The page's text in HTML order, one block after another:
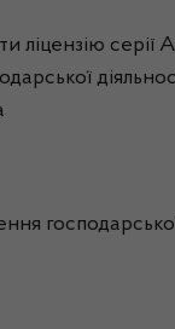
ліцензію серії
господарської